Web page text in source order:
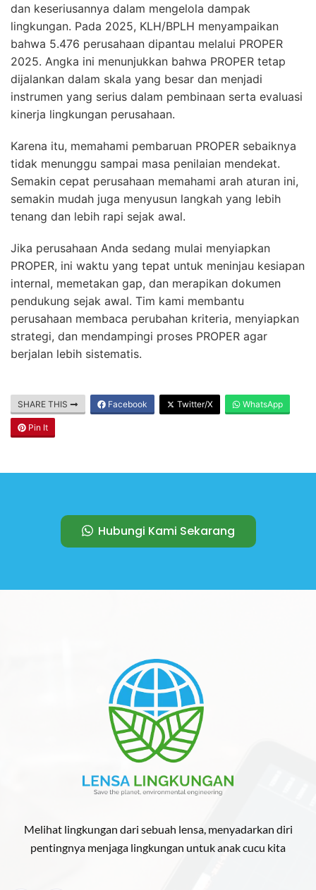
dan keseriusannya dalam mengelola dampak
lingkungan. Pada 2025, KLH/BPLH menyampaikan
bahwa 5.476 perusahaan dipantau melalui PROPER
2025. Angka ini menunjukkan bahwa PROPER tetap
dijalankan dalam skala yang besar dan menjadi
instrumen yang serius dalam pembinaan serta evaluasi
kinerja lingkungan perusahaan.
Karena itu, memahami pembaruan PROPER sebaiknya
tidak menunggu sampai masa penilaian mendekat.
Semakin cepat perusahaan memahami arah aturan ini,
semakin mudah juga menyusun langkah yang lebih
tenang dan lebih rapi sejak awal.
Jika perusahaan Anda sedang mulai menyiapkan
PROPER, ini waktu yang tepat untuk meninjau kesiapan
internal, memetakan gap, dan merapikan dokumen
pendukung sejak awal. Tim kami membantu
perusahaan membaca perubahan kriteria, menyiapkan
strategi, dan mendampingi proses PROPER agar
berjalan lebih sistematis.
SHARE THIS Facebook Twitter/X WhatsApp
Pin It
Hubungi Kami Sekarang
Melihat lingkungan dari sebuah lensa, menyadarkan diri
pentingnya menjaga lingkungan untuk anak cucu kita